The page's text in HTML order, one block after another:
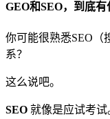
GEO和SEO，到底有
你可能很熟悉SEO（
系？
这么说吧。
SEO 就像是应试考试